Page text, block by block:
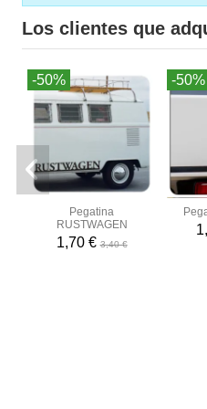
Los clientes que
-50%
Pegatina
RUSTWAGEN
1,70 €3,40 €
-50%